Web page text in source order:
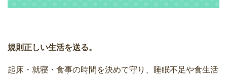
規則正しい生活を送る。
起床・就寝・食事の時間を決めて守り、睡眠不足や食生活